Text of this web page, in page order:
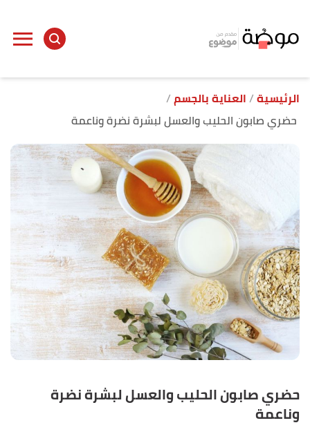
الرئيسية العناية بالجسم
حضري صابون الحليب والعسل لبشرة نضرة وناعمة
حضري صابون الحليب والعسل لبشرة نضرة
وناعمة